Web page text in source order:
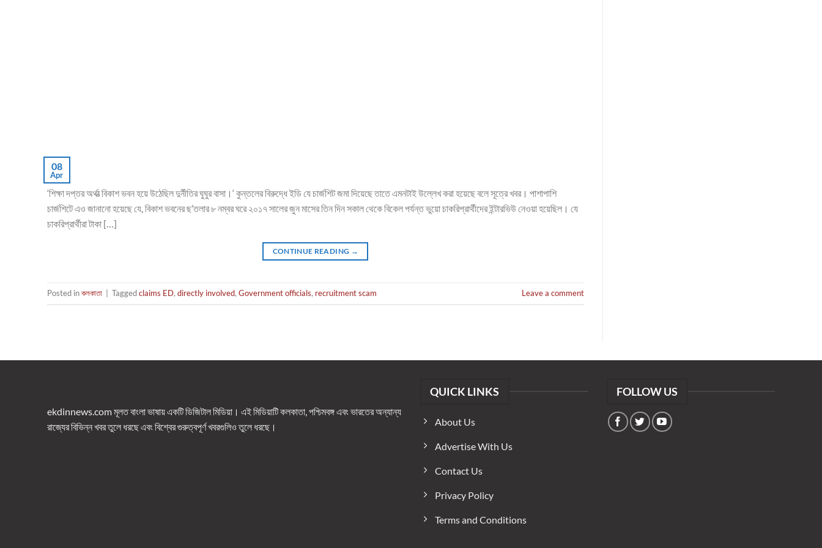
08
Apr
‘শিক্ষা দপ্তর অর্থাত্‍ বিকাশ ভবন হয়ে উঠেছিল দুর্নীতির ঘুঘুর বাসা।‘ কুন্তলের বিরুদ্ধে ইডি যে চার্জশিট জমা দিয়েছে তাতে এমনটাই উল্লেখ করা হয়েছে বলে সূত্রে খবর। পাশাপাশি
চার্জশিটে এও জানানো হয়েছে যে, বিকাশ ভবনের ছ’তলার ৮ নম্বর ঘরে ২০১৭ সালের জুন মাসের তিন দিন সকাল থেকে বিকেল পর্যন্ত ভুয়ো চাকরিপ্রার্থীদের ইন্টারভিউ নেওয়া হয়েছিল। যে
চাকরিপ্রার্থীরা টাকা […]
CONTINUE READING →
Posted inকলকাতা Taggedclaims ED, directly involved, Government officials, recruitment scam Leave a comment
ekdinnews.com মূলত বাংলা ভাষায় একটি ডিজিটাল মিডিয়া। এই মিডিয়াটি কলকাতা, পশ্চিমবঙ্গ এবং ভারতের অন্যান্য
রাজ্যের বিভিন্ন খবর তুলে ধরছে এবং বিশ্বের গুরুত্বপূর্ণ খবরগুলিও তুলে ধরছে।
QUICK LINKS
About Us
Advertise With Us
Contact Us
Privacy Policy
Terms and Conditions
FOLLOW US